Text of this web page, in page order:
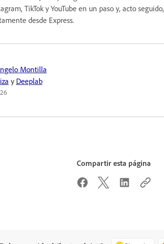
TikTok y YouTube en un paso y, acto seguido,
desde Express.
Montilla
y Deeplab
Compartir esta página